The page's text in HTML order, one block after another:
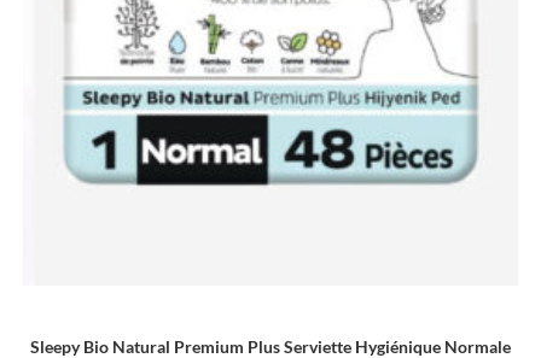
Sleepy Bio Natural Premium Plus Serviette Hygiénique Normale